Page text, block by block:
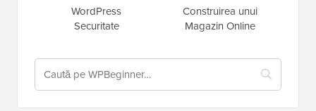
WordPress
Securitate
Construirea unui
Magazin Online